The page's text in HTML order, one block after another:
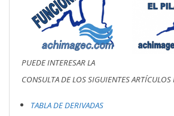
PUEDE INTERESAR LA
CONSULTA DE LOS SIGUIENTES
TABLA DE DERIVADAS